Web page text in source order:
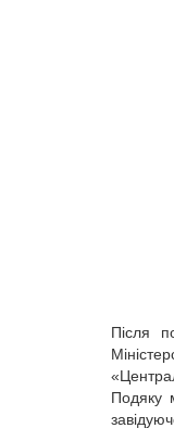
Після
Подяку